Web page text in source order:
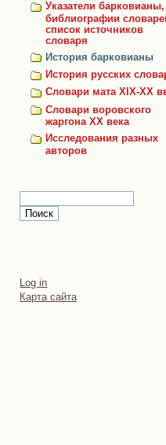
Указатели барковианы,
библиографии
список источников
словаря
История барковианы
История русских
Словари мата XIX-XX
Словари воровского
жаргона ХХ века
Исследования разных
авторов
Personal
tools
Log in
Карта сайта